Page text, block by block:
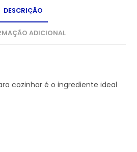
DESCRIÇÃO
ADICIONAL
cozinhar é o ingrediente ideal